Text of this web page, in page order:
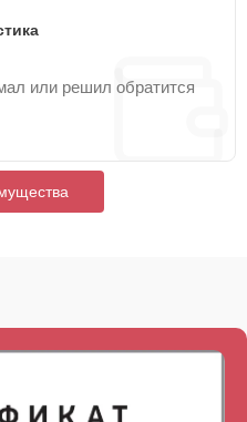
или решил обратится